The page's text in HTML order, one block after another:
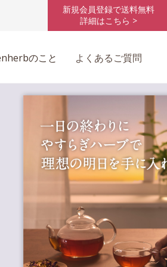
新規会員登録で送料無料
詳細はこちら >
のこと よくあるご質問